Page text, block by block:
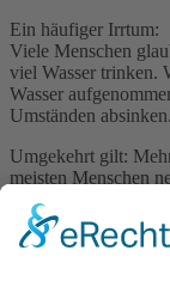
Ein häufiger Irrtum:
Viele Menschen
viel Wasser trinken.
Wasser
Umständen absinken.
Umgekehrt gilt:
meisten Menschen
empfohlen.
Apotheker-